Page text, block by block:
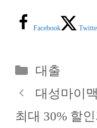
Facebook
카
테
리
대출
대성마이
최대 30% 할